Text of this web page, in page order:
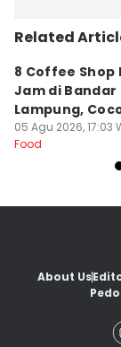
Related
8 Coffee Shop
Jam di Bandar
Lampung,
Begadang
05 Agu 2026, 17:03
Food
About Us